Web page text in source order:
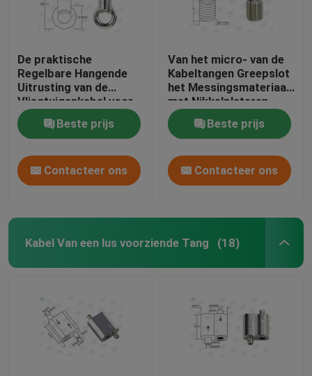
De praktische
Regelbare Hangende
Uitrusting van de
Vliegtuigenkabel voor
Architecturale
VerlichtingBeste prijs
Contacteer ons
Van het micro- van de
Kabeltangen Greepslot
het Messingsmateriaal
met Nikkelplateren
Beste prijs
Contacteer ons
Kabel Van een lus voorziende Tang (18)